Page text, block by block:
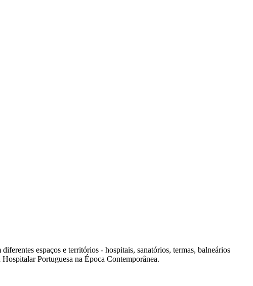
espaços e territórios - hospitais, sanatórios, termas, balneários
Portuguesa na Época Contemporânea.